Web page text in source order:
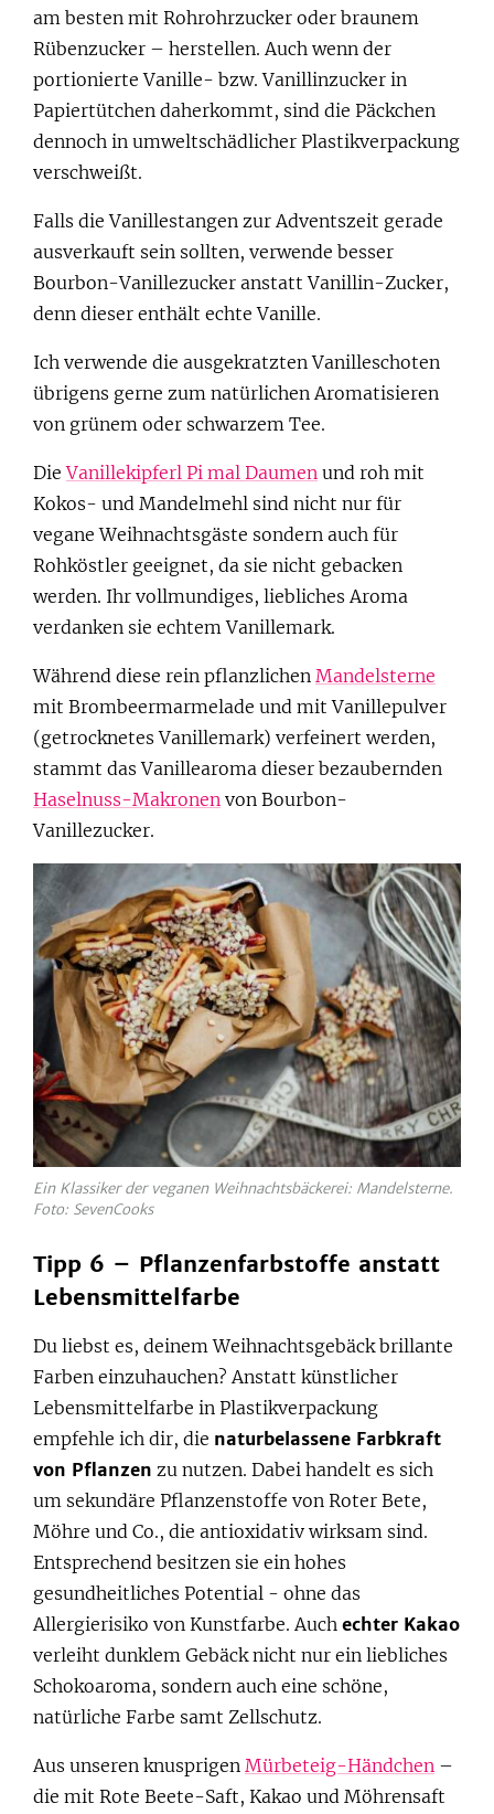
am besten mit Rohrohrzucker oder braunem
Rübenzucker – herstellen. Auch wenn der
portionierte Vanille- bzw. Vanillinzucker in
Papiertütchen daherkommt, sind die Päckchen
dennoch in umweltschädlicher Plastikverpackung
verschweißt.
Falls die Vanillestangen zur Adventszeit gerade
ausverkauft sein sollten, verwende besser
Bourbon-Vanillezucker anstatt Vanillin-Zucker,
denn dieser enthält echte Vanille.
Ich verwende die ausgekratzten Vanilleschoten
übrigens gerne zum natürlichen Aromatisieren
von grünem oder schwarzem Tee.
DieVanillekipferl Pi mal Daumen und roh mit
Kokos- und Mandelmehl sind nicht nur für
vegane Weihnachtsgäste sondern auch für
Rohköstler geeignet, da sie nicht gebacken
werden. Ihr vollmundiges, liebliches Aroma
verdanken sie echtem Vanillemark.
Während diese rein pflanzlichen Mandelsterne
mit Brombeermarmelade und mit Vanillepulver
(getrocknetes Vanillemark) verfeinert werden,
stammt das Vanillearoma dieser bezaubernden
Haselnuss-Makronen von Bourbon-
Vanillezucker.
Ein Klassiker der veganen Weihnachtsbäckerei: Mandelsterne.
Foto: SevenCooks
Tipp 6 – Pflanzenfarbstoffe anstatt
Lebensmittelfarbe
Du liebst es, deinem Weihnachtsgebäck brillante
Farben einzuhauchen? Anstatt künstlicher
Lebensmittelfarbe in Plastikverpackung
empfehle ich dir, die naturbelassene Farbkraft
von Pflanzen zu nutzen. Dabei handelt es sich
um sekundäre Pflanzenstoffe von Roter Bete,
Möhre und Co., die antioxidativ wirksam sind.
Entsprechend besitzen sie ein hohes
gesundheitliches Potential - ohne das
Allergierisiko von Kunstfarbe. Auch echter Kakao
verleiht dunklem Gebäck nicht nur ein liebliches
Schokoaroma, sondern auch eine schöne,
natürliche Farbe samt Zellschutz.
Aus unseren knusprigen Mürbeteig-Händchen –
die mit Rote Beete-Saft, Kakao und Möhrensaft